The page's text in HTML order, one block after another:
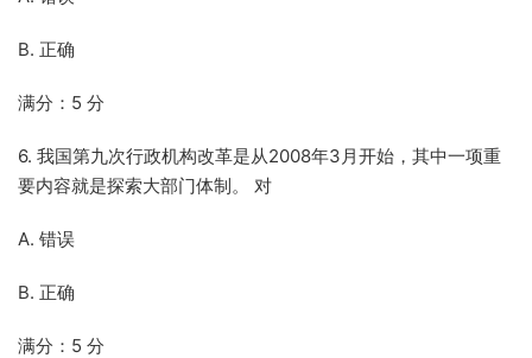
B. 正确
满分：5 分
6. 我国第九次行政机构改革是从2008年3月开始，其中一项重
要内容就是探索大部门体制。 对
A. 错误
B. 正确
满分：5 分